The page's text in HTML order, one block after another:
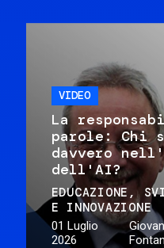
VIDEO
La
parole: Chi
davvero
dell'AI?
EDUCAZIONE
E INNOVAZIONE
01 Luglio
2026